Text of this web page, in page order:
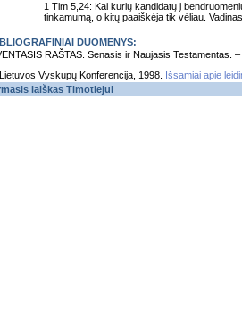
1 Tim 5,24: Kai kurių kandidatų į
tinkamumą, o kitų paaiškėja tik vėliau.
DUOMENYS:
RAŠTAS. Senasis ir Naujasis Testamentas.
Vyskupų Konferencija, 1998.
Išsamiai apie
laiškas Timotiejui